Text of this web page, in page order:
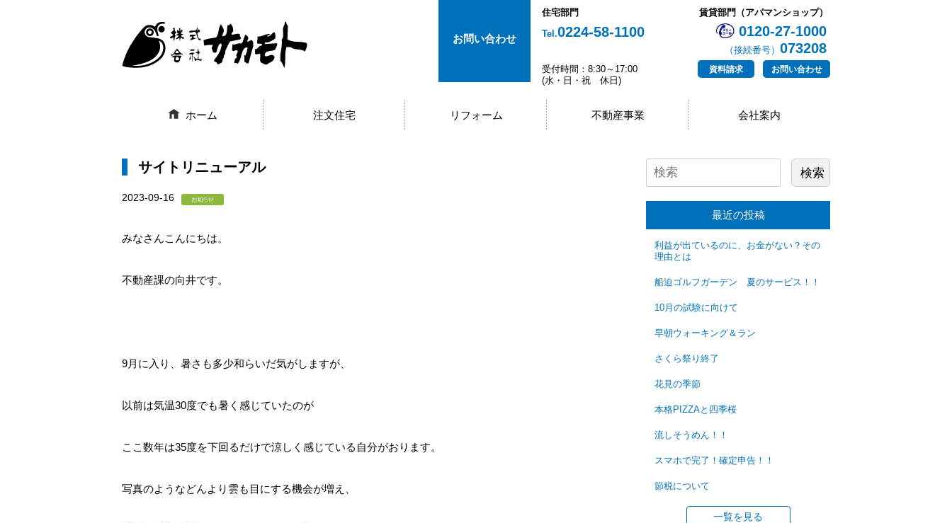
お問い合わせ
住宅部門
Tel.0224-58-1100
賃貸部門（アパマンショップ）
0120-27-1000
（接続番号） 073208
受付時間：8:30～17:00
(水・日・祝 休日)
資料請求 お問い合わせ
ホーム 注文住宅 リフォーム 不動産事業 会社案内
サイトリニューアル
2023-09-16
みなさんこんにちは。
不動産課の向井です。
9月に入り、暑さも多少和らいだ気がしますが、
以前は気温30度でも暑く感じていたのが
ここ数年は35度を下回るだけで涼しく感じている自分がおります。
写真のようなどんより雲も目にする機会が増え、
最近の投稿
利益が出ているのに、お金がない？その
理由とは
船迫ゴルフガーデン 夏のサービス！！
10月の試験に向けて
早朝ウォーキング＆ラン
さくら祭り終了
花見の季節
本格PIZZAと四季桜
流しそうめん！！
スマホで完了！確定申告！！
節税について
一覧を見る